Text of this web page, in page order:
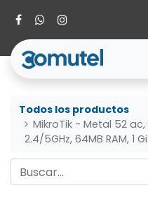
Todos los productos
MikroTik - Metal 52 ac,
2.4/5GHz, 64MB RAM, 1